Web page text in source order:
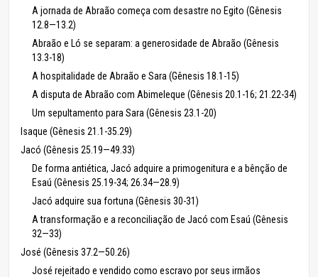
A jornada de Abraão começa com desastre no Egito (Gênesis
12.8—13.2)
Abraão e Ló se separam: a generosidade de Abraão (Gênesis
13.3-18)
A hospitalidade de Abraão e Sara (Gênesis 18.1-15)
A disputa de Abraão com Abimeleque (Gênesis 20.1-16; 21.22-34)
Um sepultamento para Sara (Gênesis 23.1-20)
Isaque (Gênesis 21.1-35.29)
Jacó (Gênesis 25.19—49.33)
De forma antiética, Jacó adquire a primogenitura e a bênção de
Esaú (Gênesis 25.19-34; 26.34—28.9)
Jacó adquire sua fortuna (Gênesis 30-31)
A transformação e a reconciliação de Jacó com Esaú (Gênesis
32—33)
José (Gênesis 37.2—50.26)
José rejeitado e vendido como escravo por seus irmãos